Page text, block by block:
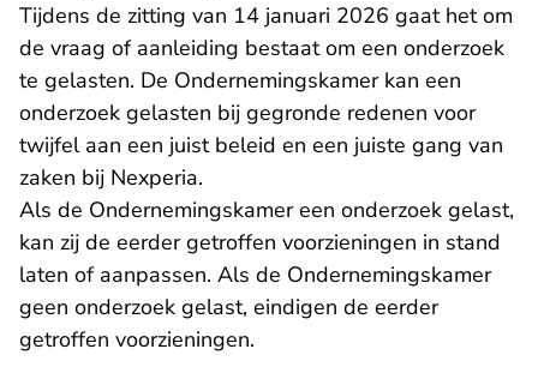
Tijdens de zitting van 14 januari 2026 gaat het om
de vraag of aanleiding bestaat om een onderzoek
te gelasten. De Ondernemingskamer kan een
onderzoek gelasten bij gegronde redenen voor
twijfel aan een juist beleid en een juiste gang van
zaken bij Nexperia.
Als de Ondernemingskamer een onderzoek gelast,
kan zij de eerder getroffen voorzieningen in stand
laten of aanpassen. Als de Ondernemingskamer
geen onderzoek gelast, eindigen de eerder
getroffen voorzieningen.